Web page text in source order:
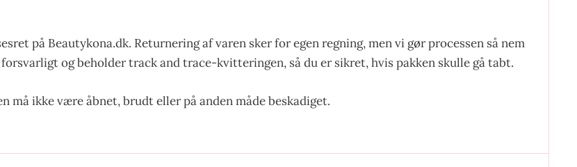
på Beautykona.dk. Returnering af varen sker for egen regning, men vi gør processen så nem
og beholder track and trace-kvitteringen, så du er sikret, hvis pakken skulle gå tabt.
må ikke være åbnet, brudt eller på anden måde beskadiget.